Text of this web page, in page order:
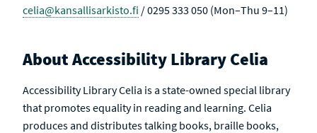
celia@kansallisarkisto.fi / 0295 333 050 (Mon–Thu 9–11)
About Accessibility Library Celia
Accessibility Library Celia is a state-owned special library
that promotes equality in reading and learning. Celia
produces and distributes talking books, braille books,